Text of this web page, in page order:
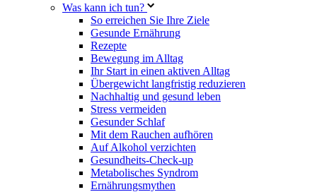
Was kann ich tun?
So erreichen Sie Ihre Ziele
Gesunde Ernährung
Rezepte
Bewegung im Alltag
Ihr Start in einen aktiven Alltag
Übergewicht langfristig reduzieren
Nachhaltig und gesund leben
Stress vermeiden
Gesunder Schlaf
Mit dem Rauchen aufhören
Auf Alkohol verzichten
Gesundheits-Check-up
Metabolisches Syndrom
Ernährungsmythen